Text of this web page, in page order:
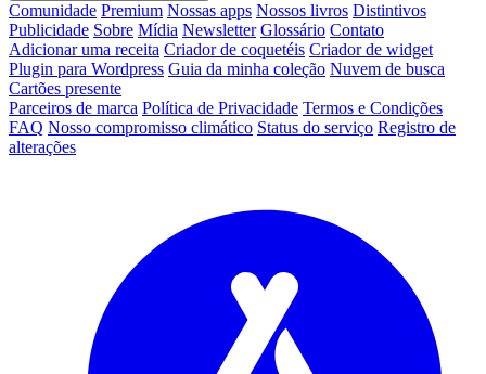
Comunidade Premium Nossas apps Nossos livros Distintivos
Publicidade Sobre Mídia Newsletter Glossário Contato
Adicionar uma receita Criador de coquetéis Criador de widget
Plugin para Wordpress Guia da minha coleção Nuvem de busca
Cartões presente
Parceiros de marca Política de Privacidade Termos e Condições
FAQ Nosso compromisso climático Status do serviço Registro de
alterações